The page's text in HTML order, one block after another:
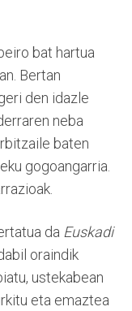
bat hartua
Bertan
den idazle
neba
baten
gogoangarria.
da  Euskadi
oraindik
ustekabean
eta emaztea